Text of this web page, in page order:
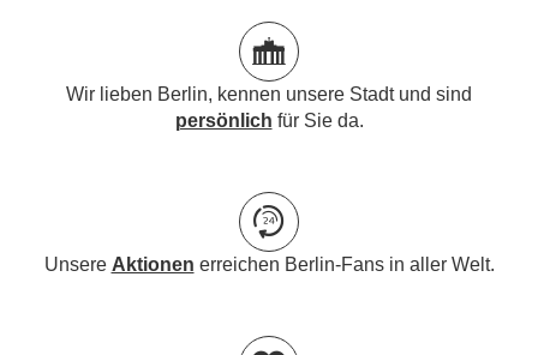
Wir lieben Berlin, kennen unsere Stadt und sind
persönlich für Sie da.
Unsere Aktionen erreichen Berlin-Fans in aller Welt.